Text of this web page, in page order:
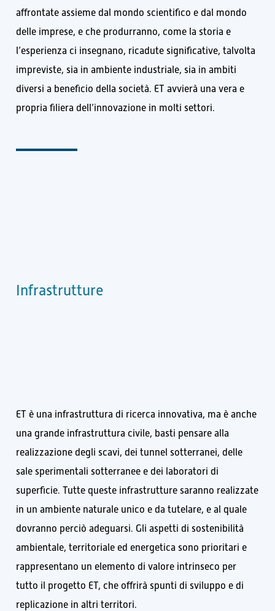
affrontate assieme dal mondo scientifico e dal mondo
delle imprese, e che produrranno, come la storia e
l’esperienza ci insegnano, ricadute significative, talvolta
impreviste, sia in ambiente industriale, sia in ambiti
diversi a beneficio della società. ET avvierà una vera e
propria filiera dell’innovazione in molti settori.
Infrastrutture
ET è una infrastruttura di ricerca innovativa, ma è anche
una grande infrastruttura civile, basti pensare alla
realizzazione degli scavi, dei tunnel sotterranei, delle
sale sperimentali sotterranee e dei laboratori di
superficie. Tutte queste infrastrutture saranno realizzate
in un ambiente naturale unico e da tutelare, e al quale
dovranno perciò adeguarsi. Gli aspetti di sostenibilità
ambientale, territoriale ed energetica sono prioritari e
rappresentano un elemento di valore intrinseco per
tutto il progetto ET, che offrirà spunti di sviluppo e di
replicazione in altri territori.